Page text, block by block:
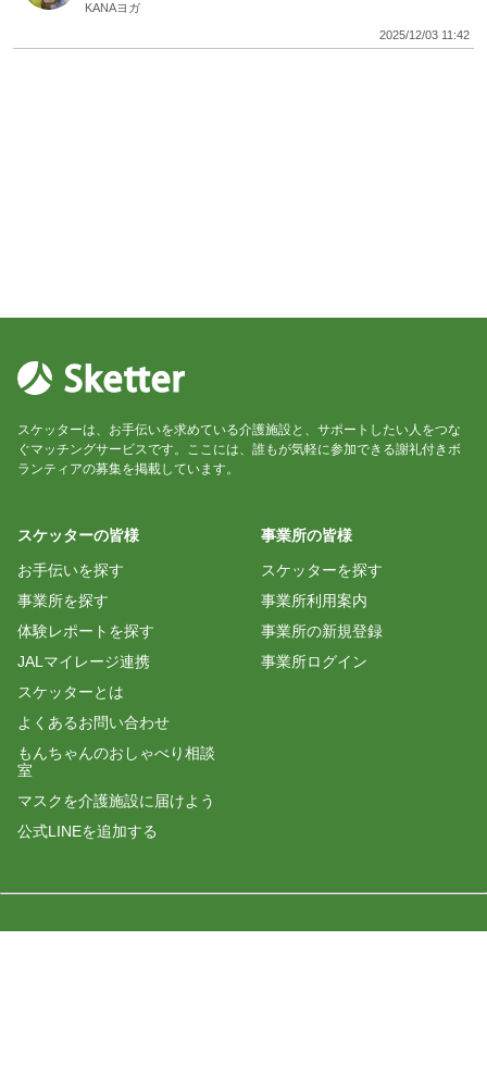
KANAヨガ
2025/12/03 11:42
スケッターは、お手伝いを求めている介護施設と、サポートしたい人をつな
ぐマッチングサービスです。ここには、誰もが気軽に参加できる謝礼付きボ
ランティアの募集を掲載しています。
スケッターの皆様
お手伝いを探す
事業所を探す
体験レポートを探す
JALマイレージ連携
スケッターとは
よくあるお問い合わせ
もんちゃんのおしゃべり相談
室
マスクを介護施設に届けよう
公式LINEを追加する
事業所の皆様
スケッターを探す
事業所利用案内
事業所の新規登録
事業所ログイン